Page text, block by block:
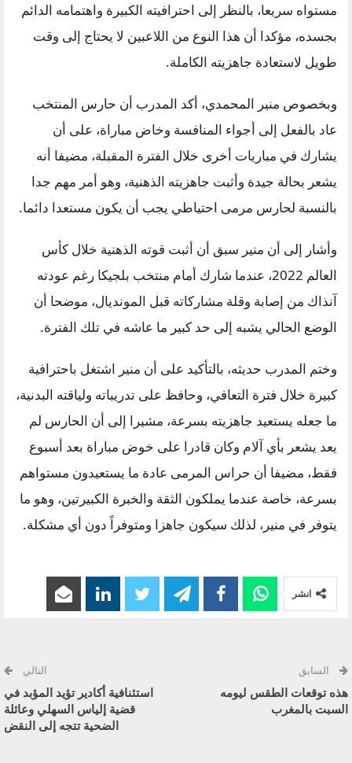
مستواه سريعا، بالنظر إلى احترافيته الكبيرة واهتمامه الدائم
بجسده، مؤكدا أن هذا النوع من اللاعبين لا يحتاج إلى وقت
طويل لاستعادة جاهزيته الكاملة.
وبخصوص منير المحمدي، أكد المدرب أن حارس المنتخب
عاد بالفعل إلى أجواء المنافسة وخاض مباراة، على أن
يشارك في مباريات أخرى خلال الفترة المقبلة، مضيفا أنه
يشعر بحالة جيدة وأثبت جاهزيته الذهنية، وهو أمر مهم جدا
بالنسبة لحارس مرمى احتياطي يجب أن يكون مستعدا دائما.
وأشار إلى أن منير سبق أن أثبت قوته الذهنية خلال كأس
العالم 2022، عندما شارك أمام منتخب بلجيكا رغم عودته
آنذاك من إصابة وقلة مشاركاته قبل المونديال، موضحا أن
الوضع الحالي يشبه إلى حد كبير ما عاشه في تلك الفترة.
وختم المدرب حديثه، بالتأكيد على أن منير اشتغل باحترافية
كبيرة خلال فترة التعافي، وحافظ على تدريباته ولياقته البدنية،
ما جعله يستعيد جاهزيته بسرعة، مشيرا إلى أن الحارس لم
يعد يشعر بأي آلام وكان قادرا على خوض مباراة بعد أسبوع
فقط، مضيفا أن حراس المرمى عادة ما يستعيدون مستواهم
بسرعة، خاصة عندما يملكون الثقة والخبرة الكبيرتين، وهو ما
يتوفر في منير، لذلك سيكون جاهزا ومتوفراً دون أي مشكلة.
انشر
السابق
هذه توقعات الطقس ليومه
السبت بالمغرب
التالي
استئنافية أكادير تؤيد المؤبد في
قضية إلياس السهلي وعائلة
الضحية تتجه إلى النقض